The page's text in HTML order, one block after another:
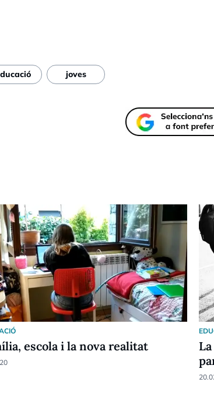
joves
escola i la nova realitat